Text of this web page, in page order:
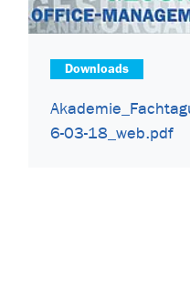
Downloads
6-03-18_web.pdf